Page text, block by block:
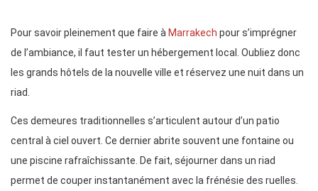
Pour savoir pleinement que faire à Marrakech pour s’imprégner
de l’ambiance, il faut tester un hébergement local. Oubliez donc
les grands hôtels de la nouvelle ville et réservez une nuit dans un
riad.
Ces demeures traditionnelles s’articulent autour d’un patio
central à ciel ouvert. Ce dernier abrite souvent une fontaine ou
une piscine rafraîchissante. De fait, séjourner dans un riad
permet de couper instantanément avec la frénésie des ruelles.